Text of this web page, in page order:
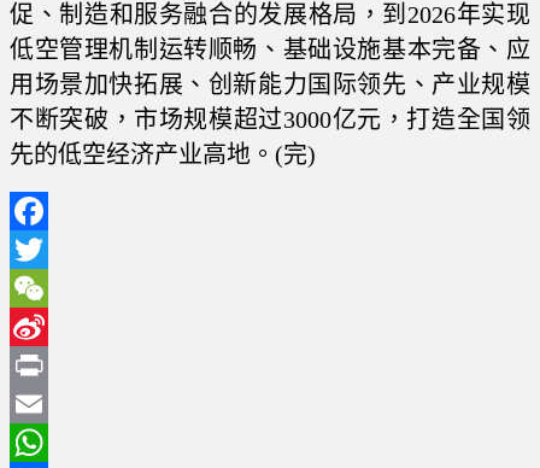
促、制造和服务融合的发展格局，到2026年实现
低空管理机制运转顺畅、基础设施基本完备、应
用场景加快拓展、创新能力国际领先、产业规模
不断突破，市场规模超过3000亿元，打造全国领
先的低空经济产业高地。(完)
Facebook
Twitter
WeChat
Sina
Weibo
Print
Email